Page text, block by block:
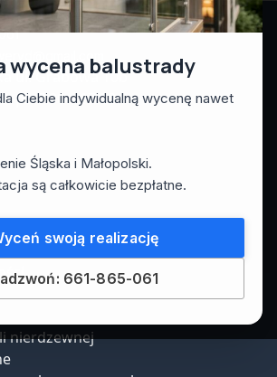
ul. Grabowa 10b
pt: 7:00 – 17:00
nierdzewnej
wycena balustrady
Ciebie indywidualną wycenę nawet
Śląska i Małopolski.
są całkowicie bezpłatne.
swoją realizację
661-865-061